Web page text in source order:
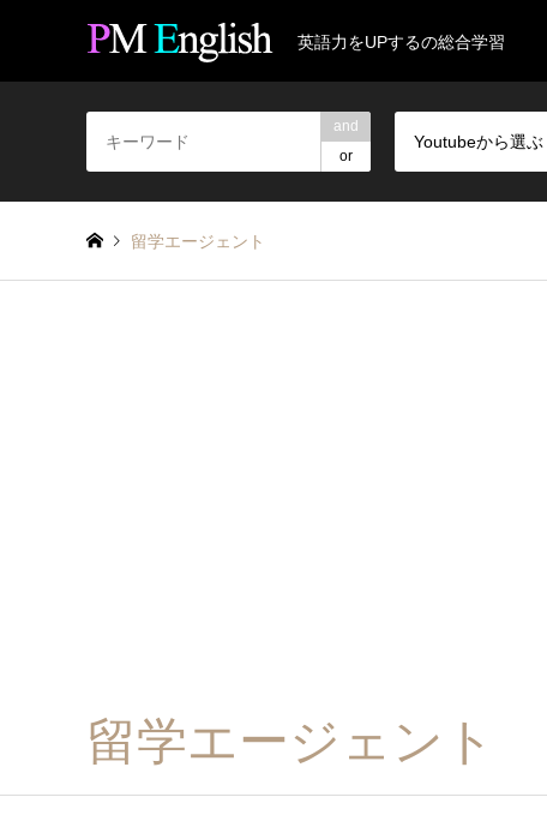
英語力をUPするの総合学習
and
or
Youtubeから選ぶ
留学エージェント
留学エージェント